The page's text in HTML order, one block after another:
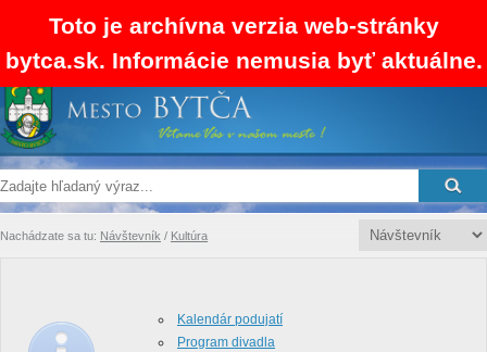
Toto je archívna verzia web-stránky
bytca.sk. Informácie nemusia byť aktuálne.
RSS Mapa stránok Kontakty SK EN
Nachádzate sa tu: Návštevník / Kultúra
Kalendár podujatí
Program divadla